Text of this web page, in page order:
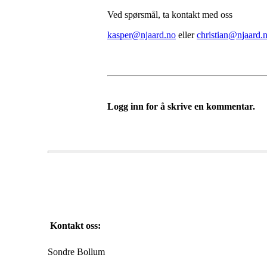
Ved spørsmål, ta kontakt med oss
kasper@njaard.no eller
Logg inn for å skrive en kommentar.
Kontakt oss:
Sondre Bollum